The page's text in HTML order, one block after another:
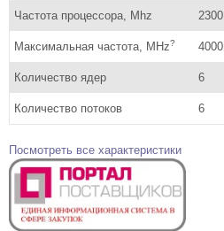
Частота процессора, Mhz 2300
Максимальная частота, MHz? 4000
Количество ядер 6
Количество потоков 6
Посмотреть все характеристики